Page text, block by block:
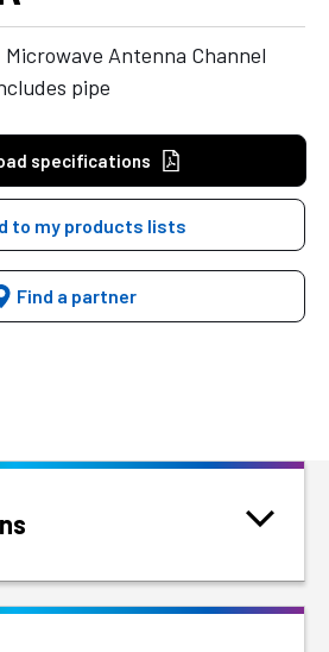
Antenna Channel
pipe
specifications
to my products lists
Find a partner